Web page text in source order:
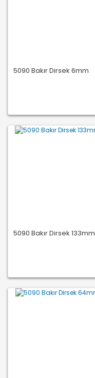
5090 Bakır Dirsek 6mm
5090 Bakır Dirsek 133mm